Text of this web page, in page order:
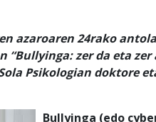
azaroaren 24rako
zer da eta
Psikologian doktore
Bullyinga (edo